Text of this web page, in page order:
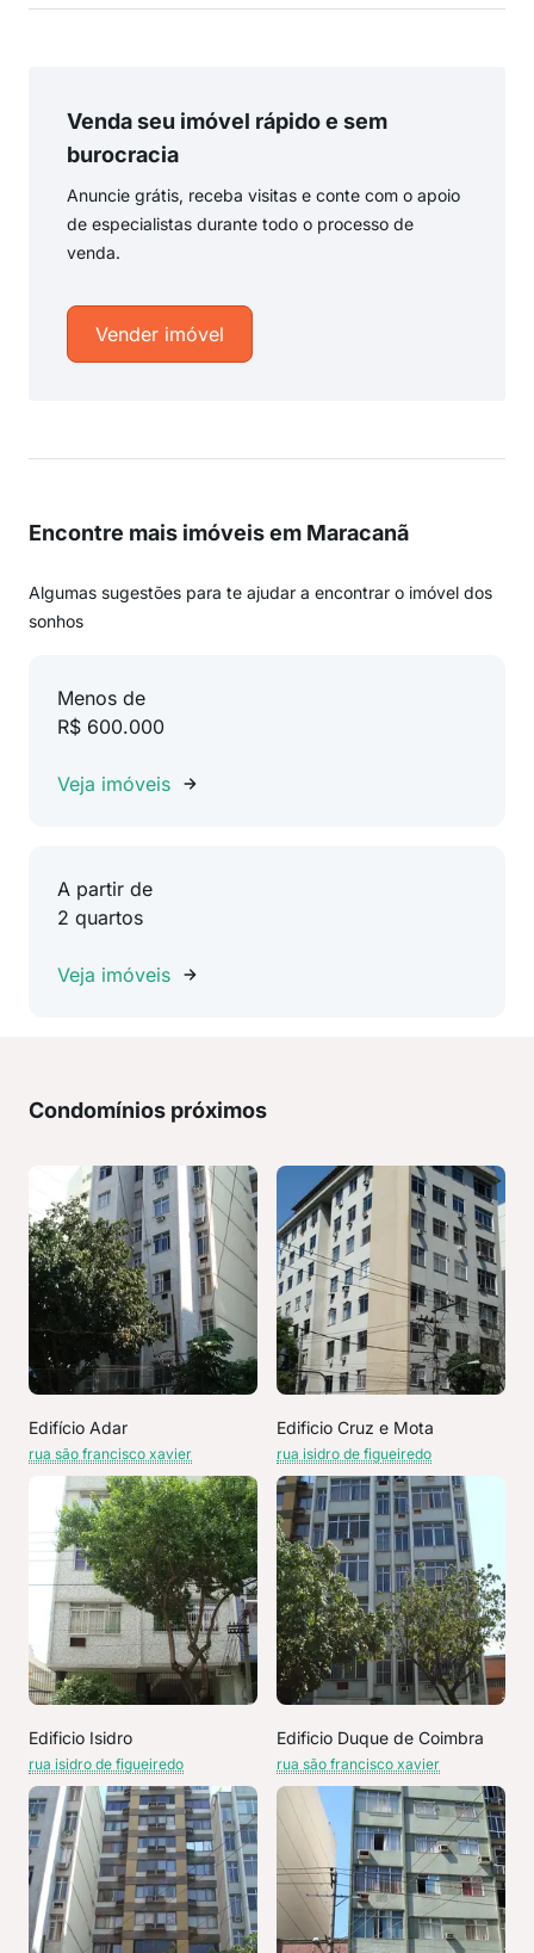
Venda seu imóvel rápido e sem
burocracia
Anuncie grátis, receba visitas e conte com o apoio
de especialistas durante todo o processo de
venda.
Vender imóvel
Encontre mais imóveis em Maracanã
Algumas sugestões para te ajudar a encontrar o imóvel dos
sonhos
Menos de
R$ 600.000
Veja imóveis
A partir de
2 quartos
Veja imóveis
Condomínios próximos
Edifício Adar
rua são francisco xavier
Edificio Cruz e Mota
rua isidro de figueiredo
Edificio Isidro
rua isidro de figueiredo
Edificio Duque de Coimbra
rua são francisco xavier